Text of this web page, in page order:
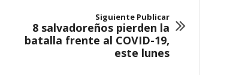
Siguiente Publicar
8 salvadoreños pierden la
batalla frente al COVID-19,
este lunes